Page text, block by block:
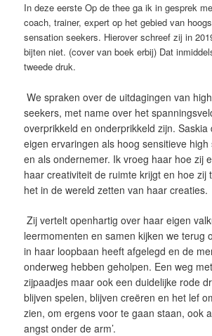
In deze eerste Op de thee ga ik in gesprek
coach, trainer, expert op het gebied van
sensation seekers. Hierover schreef zij in
bijten niet. (cover van boek erbij) Dat
tweede druk.
We spraken over de uitdagingen van
seekers, met name over het
overprikkeld en onderprikkeld zijn. Saskia
eigen ervaringen als hoog sensitieve
en als ondernemer. Ik vroeg haar hoe zij
haar creativiteit de ruimte krijgt en hoe zij
het in de wereld zetten van haar creaties.
Zij vertelt openhartig over haar eigen
leermomenten en samen kijken we terug
in haar loopbaan heeft afgelegd en de
onderweg hebben geholpen. Een weg
zijpaadjes maar ook een duidelijke rode
blijven spelen, blijven creëren en het lef
zien, om ergens voor te gaan staan, ook
angst onder de arm’.